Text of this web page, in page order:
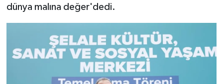
dünya malına değer'dedi.